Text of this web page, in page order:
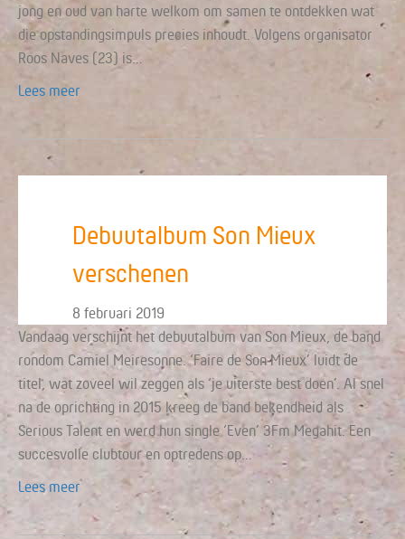
jong en oud van harte welkom om samen te ontdekken wat
die opstandingsimpuls precies inhoudt. Volgens organisator
Roos Naves (23) is…
Lees meer
Debuutalbum Son Mieux
verschenen
8 februari 2019
Vandaag verschijnt het debuutalbum van Son Mieux, de band
rondom Camiel Meiresonne. ‘Faire de Son Mieux’ luidt de
titel, wat zoveel wil zeggen als ‘je uiterste best doen’. Al snel
na de oprichting in 2015 kreeg de band bekendheid als
Serious Talent en werd hun single ‘Even’ 3Fm Megahit. Een
succesvolle clubtour en optredens op…
Lees meer